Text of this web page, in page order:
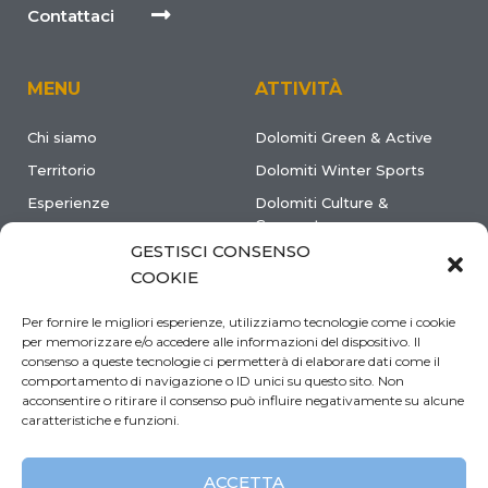
GESTISCI CONSENSO
COOKIE
Per fornire le migliori esperienze, utilizziamo tecnologie come i cookie
per memorizzare e/o accedere alle informazioni del dispositivo. Il
consenso a queste tecnologie ci permetterà di elaborare dati come il
comportamento di navigazione o ID unici su questo sito. Non
acconsentire o ritirare il consenso può influire negativamente su alcune
caratteristiche e funzioni.
ACCETTA
Contattaci
MENU
Chi siamo
Territorio
Esperienze
Eventi & News
Contatti
ATTIVITÀ
Dolomiti Green & Active
Dolomiti Winter Sports
Dolomiti Culture &
Gourmet